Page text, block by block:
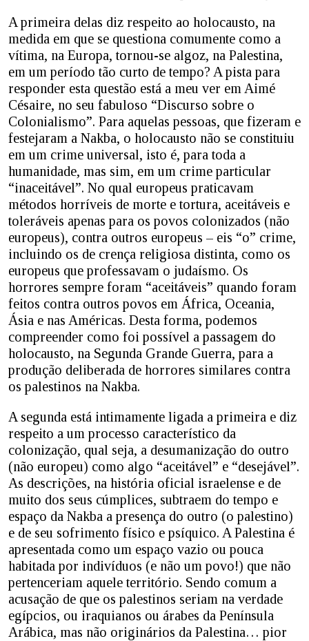
A primeira delas diz respeito ao holocausto, na
medida em que se questiona comumente como a
vítima, na Europa, tornou-se algoz, na Palestina,
em um período tão curto de tempo? A pista para
responder esta questão está a meu ver em Aimé
Césaire, no seu fabuloso “Discurso sobre o
Colonialismo”. Para aquelas pessoas, que fizeram e
festejaram a Nakba, o holocausto não se constituiu
em um crime universal, isto é, para toda a
humanidade, mas sim, em um crime particular
“inaceitável”. No qual europeus praticavam
métodos horríveis de morte e tortura, aceitáveis e
toleráveis apenas para os povos colonizados (não
europeus), contra outros europeus – eis “o” crime,
incluindo os de crença religiosa distinta, como os
europeus que professavam o judaísmo. Os
horrores sempre foram “aceitáveis” quando foram
feitos contra outros povos em África, Oceania,
Ásia e nas Américas. Desta forma, podemos
compreender como foi possível a passagem do
holocausto, na Segunda Grande Guerra, para a
produção deliberada de horrores similares contra
os palestinos na Nakba.
A segunda está intimamente ligada a primeira e diz
respeito a um processo característico da
colonização, qual seja, a desumanização do outro
(não europeu) como algo “aceitável” e “desejável”.
As descrições, na história oficial israelense e de
muito dos seus cúmplices, subtraem do tempo e
espaço da Nakba a presença do outro (o palestino)
e de seu sofrimento físico e psíquico. A Palestina é
apresentada como um espaço vazio ou pouca
habitada por indivíduos (e não um povo!) que não
pertenceriam aquele território. Sendo comum a
acusação de que os palestinos seriam na verdade
egípcios, ou iraquianos ou árabes da Península
Arábica, mas não originários da Palestina… pior